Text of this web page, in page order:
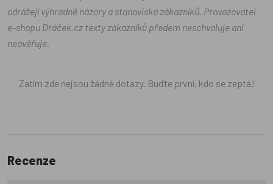
odrážejí výhradně názory a stanoviska zákazníků. Provozovatel
e-shopu Dráček.cz texty zákazníků předem neschvaluje ani
neověřuje.
Zatím zde nejsou žádné dotazy. Buďte první, kdo se zeptá!
Recenze